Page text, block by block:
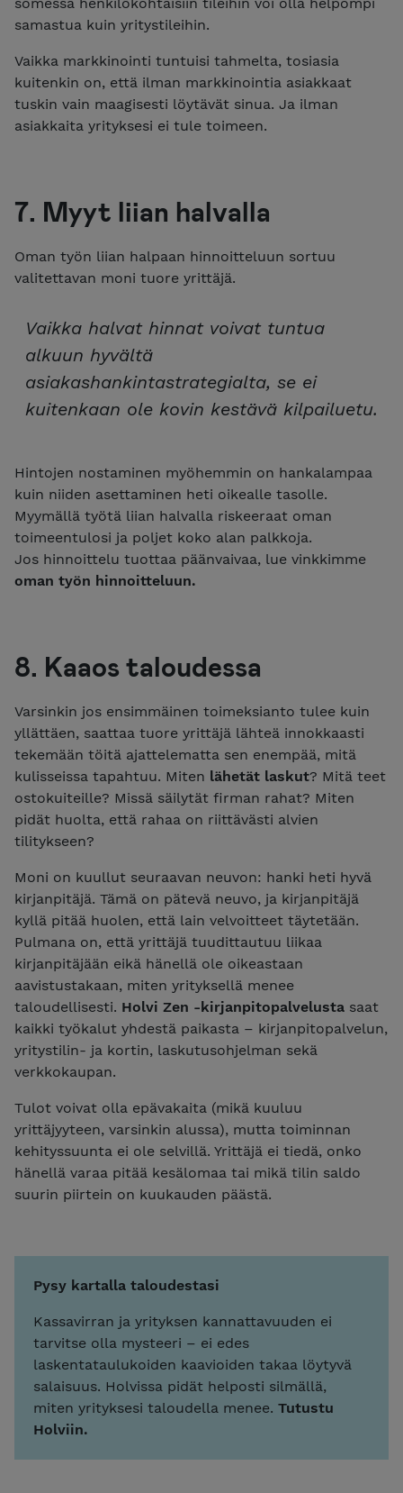
samastua kuin yritystileihin.
Vaikka markkinointi tuntuisi tahmelta, tosiasia
kuitenkin on, että ilman markkinointia asiakkaat
tuskin vain maagisesti löytävät sinua. Ja ilman
asiakkaita yrityksesi ei tule toimeen.
7. Myyt liian halvalla
Oman työn liian halpaan hinnoitteluun sortuu
valitettavan moni tuore yrittäjä.
Vaikka halvat hinnat voivat tuntua
alkuun hyvältä
asiakashankintastrategialta, se ei
kuitenkaan ole kovin kestävä kilpailuetu.
Hintojen nostaminen myöhemmin on hankalampaa
kuin niiden asettaminen heti oikealle tasolle.
Myymällä työtä liian halvalla riskeeraat oman
toimeentulosi ja poljet koko alan palkkoja.
Jos hinnoittelu tuottaa päänvaivaa, lue vinkkimme
oman työn hinnoitteluun.
8. Kaaos taloudessa
Varsinkin jos ensimmäinen toimeksianto tulee kuin
yllättäen, saattaa tuore yrittäjä lähteä innokkaasti
tekemään töitä ajattelematta sen enempää, mitä
kulisseissa tapahtuu. Miten lähetät laskut? Mitä teet
ostokuiteille? Missä säilytät firman rahat? Miten
pidät huolta, että rahaa on riittävästi alvien
tilitykseen?
Moni on kuullut seuraavan neuvon: hanki heti hyvä
kirjanpitäjä. Tämä on pätevä neuvo, ja kirjanpitäjä
kyllä pitää huolen, että lain velvoitteet täytetään.
Pulmana on, että yrittäjä tuudittautuu liikaa
kirjanpitäjään eikä hänellä ole oikeastaan
aavistustakaan, miten yrityksellä menee
taloudellisesti. Holvi Zen -kirjanpitopalvelustasaat
kaikki työkalut yhdestä paikasta – kirjanpitopalvelun,
yritystilin- ja kortin, laskutusohjelman sekä
verkkokaupan.
Tulot voivat olla epävakaita (mikä kuuluu
yrittäjyyteen, varsinkin alussa), mutta toiminnan
kehityssuunta ei ole selvillä. Yrittäjä ei tiedä, onko
hänellä varaa pitää kesälomaa tai mikä tilin saldo
suurin piirtein on kuukauden päästä.
Pysy kartalla taloudestasi
Kassavirran ja yrityksen kannattavuuden ei
tarvitse olla mysteeri – ei edes
laskentataulukoiden kaavioiden takaa löytyvä
salaisuus. Holvissa pidät helposti silmällä,
miten yrityksesi taloudella menee. Tutustu
Holviin.